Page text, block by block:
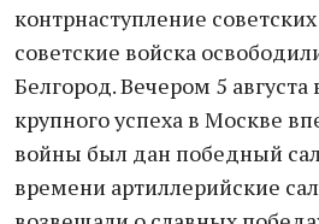
контрнаступление советских
советские войска
Белгород. Вечером 5 августа
крупного успеха в Москве
войны был дан победный
времени артиллерийские